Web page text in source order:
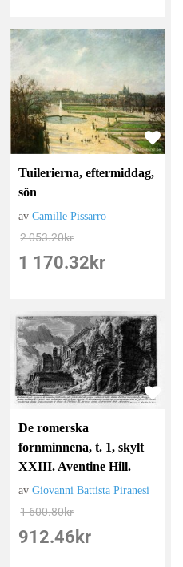
Tuilerierna, eftermiddag,
sön
avCamille Pissarro
2 053.20kr
1 170.32 kr
De romerska
fornminnena, t. 1, skylt
XXIII. Aventine Hill.
avGiovanni Battista Piranesi
1 600.80kr
912.46 kr